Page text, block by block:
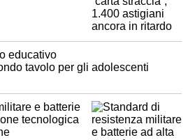
educativo
tavolo per gli adolescenti
e batterie
tecnologica